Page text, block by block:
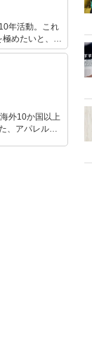
年活動。これ
めたいと、温
でいる。
外10か国以上
、アパレルシ